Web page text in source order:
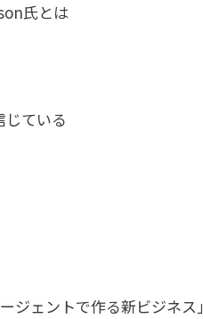
氏とは
ている
ジェントで作る新ビジネス」